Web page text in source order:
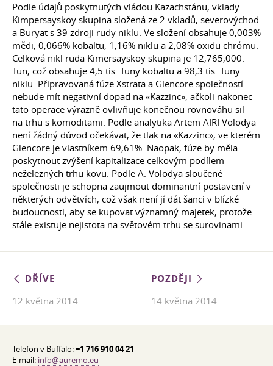
Podle údajů poskytnutých vládou Kazachstánu, vklady
Kimpersayskoy skupina složená ze 2 vkladů, severovýchod
a Buryat s 39 zdroji rudy niklu. Ve složení obsahuje 0,003%
mědi, 0,066% kobaltu, 1,16% niklu a 2,08% oxidu chrómu.
Celková nikl ruda Kimersayskoy skupina je 12,765,000.
Tun, což obsahuje 4,5 tis. Tuny kobaltu a 98,3 tis. Tuny
niklu. Připravovaná fúze Xstrata a Glencore společností
nebude mít negativní dopad na «Kazzinc», ačkoli nakonec
tato operace výrazně ovlivňuje konečnou rovnováhu sil
na trhu s komoditami. Podle analytika Artem AIRI Volodya
není žádný důvod očekávat, že tlak na «Kazzinc», ve kterém
Glencore je vlastníkem 69,61%. Naopak, fúze by měla
poskytnout zvýšení kapitalizace celkovým podílem
neželezných trhu kovu. Podle A. Volodya sloučené
společnosti je schopna zaujmout dominantní postavení v
některých odvětvích, což však není jí dát šanci v blízké
budoucnosti, aby se kupovat významný majetek, protože
stále existuje nejistota na světovém trhu se surovinami.
DŘÍVE
12 května 2014
POZDĚJI
14 května 2014
Telefon v Buffalo:+1 716 910 04 21
E-mail: info@auremo.eu